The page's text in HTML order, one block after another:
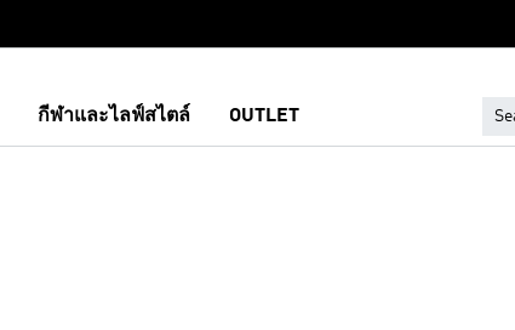
กีฬาและไลฟ์สไตล์ OUTLET